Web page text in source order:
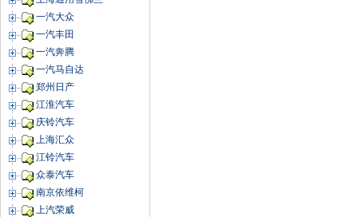
一汽大众
一汽丰田
一汽奔腾
一汽马自达
郑州日产
江淮汽车
庆铃汽车
上海汇众
江铃汽车
众泰汽车
南京依维柯
上汽荣威